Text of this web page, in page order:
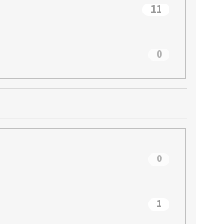
11
0
0
1